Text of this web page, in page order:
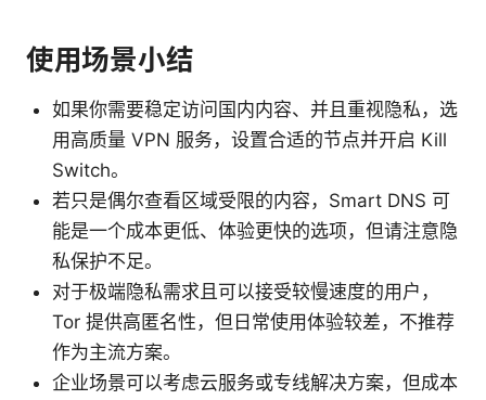
使用场景小结
如果你需要稳定访问国内内容、并且重视隐私，选
用高质量 VPN 服务，设置合适的节点并开启 Kill
Switch。
若只是偶尔查看区域受限的内容，Smart DNS 可
能是一个成本更低、体验更快的选项，但请注意隐
私保护不足。
对于极端隐私需求且可以接受较慢速度的用户，
Tor 提供高匿名性，但日常使用体验较差，不推荐
作为主流方案。
企业场景可以考虑云服务或专线解决方案，但成本